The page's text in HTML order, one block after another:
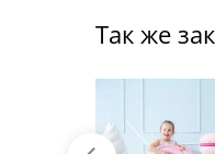
Так же